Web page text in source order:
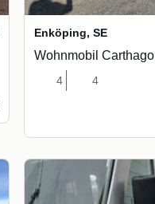
Enköping, SE
Wohnmobil Carthago
4 4